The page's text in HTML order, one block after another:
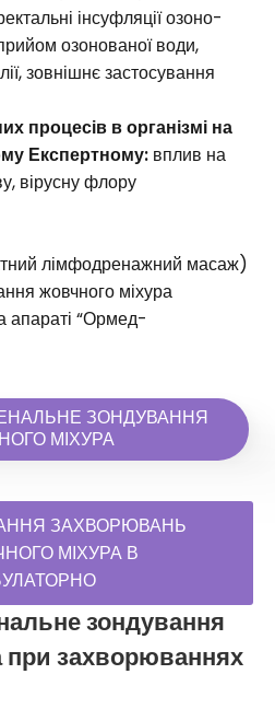
інсуфляції озоно-
озонованої води,
зовнішнє застосування
процесів в організмі на
Експертному: вплив на
вірусну флору
лімфодренажний масаж)
жовчного міхура
апараті “Ормед-
ЗОНДУВАННЯ
МІХУРА
ЗАХВОРЮВАНЬ
МІХУРА В
зондування
при захворюваннях